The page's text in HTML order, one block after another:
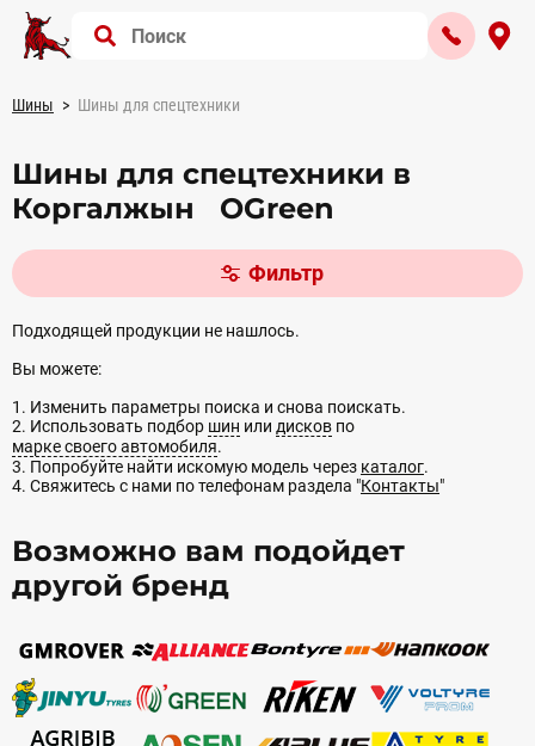
Шины Шины для спецтехники
Шины для спецтехники в
Коргалжын OGreen
Фильтр
Подходящей продукции не нашлось.
Вы можете:
1. Изменить параметры поиска и снова поискать.
2. Использовать подбор шин или дисков по
марке своего автомобиля.
3. Попробуйте найти искомую модель через каталог.
4. Свяжитесь с нами по телефонам раздела "Контакты"
Возможно вам подойдет
другой бренд